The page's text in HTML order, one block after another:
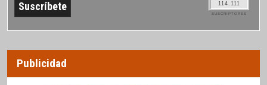
114.111
SUSCRIPTORES
Publicidad